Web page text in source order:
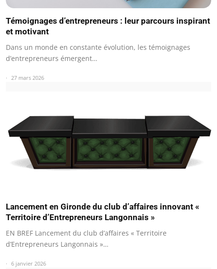
Témoignages d’entrepreneurs : leur parcours inspirant
et motivant
Dans un monde en constante évolution, les témoignages
d’entrepreneurs émergent…
27 mars 2026
Lancement en Gironde du club d’affaires innovant «
Territoire d’Entrepreneurs Langonnais »
EN BREF Lancement du club d’affaires « Territoire
d’Entrepreneurs Langonnais »…
6 janvier 2026